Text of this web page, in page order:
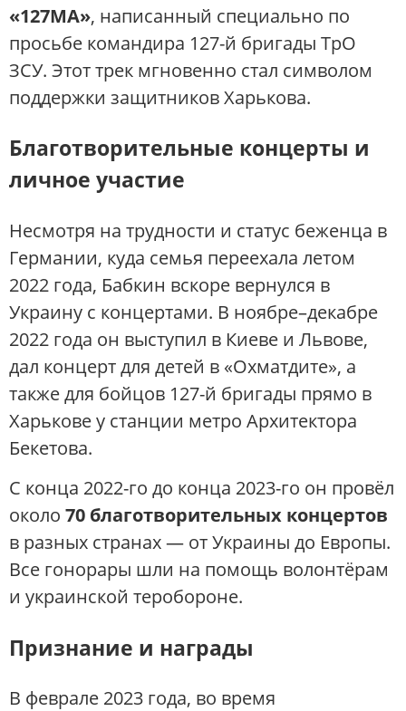
«127МА», написанный специально по
просьбе командира 127-й бригады ТрО
ЗСУ. Этот трек мгновенно стал символом
поддержки защитников Харькова.
Благотворительные концерты и
личное участие
Несмотря на трудности и статус беженца в
Германии, куда семья переехала летом
2022 года, Бабкин вскоре вернулся в
Украину с концертами. В ноябре–декабре
2022 года он выступил в Киеве и Львове,
дал концерт для детей в «Охматдите», а
также для бойцов 127-й бригады прямо в
Харькове у станции метро Архитектора
Бекетова.
С конца 2022-го до конца 2023-го он провёл
около 70 благотворительных концертов
в разных странах — от Украины до Европы.
Все гонорары шли на помощь волонтёрам
и украинской теробороне.
Признание и награды
В феврале 2023 года, во время